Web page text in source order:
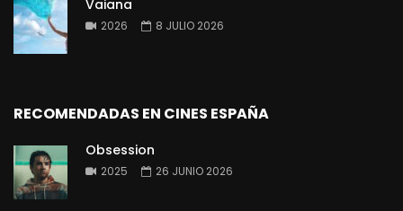
Vaiana
2026 8 JULIO 2026
RECOMENDADAS EN CINES ESPAÑA
Obsession
2025 26 JUNIO 2026